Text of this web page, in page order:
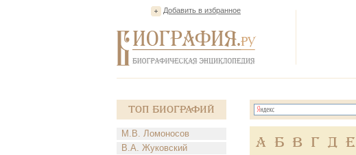
Добавить в избранное
Топ Биографий
М.В. Ломоносов
В.А. Жуковский
А Б В Г Д Е